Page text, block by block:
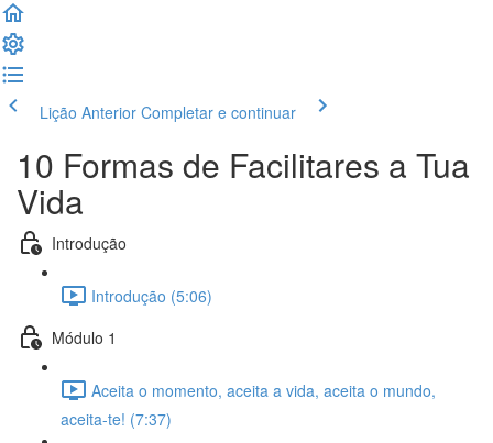
Lição Anterior Completar e continuar
10 Formas de Facilitares a Tua
Vida
Introdução
Introdução (5:06)
Módulo 1
Aceita o momento, aceita a vida, aceita o mundo,
aceita-te! (7:37)